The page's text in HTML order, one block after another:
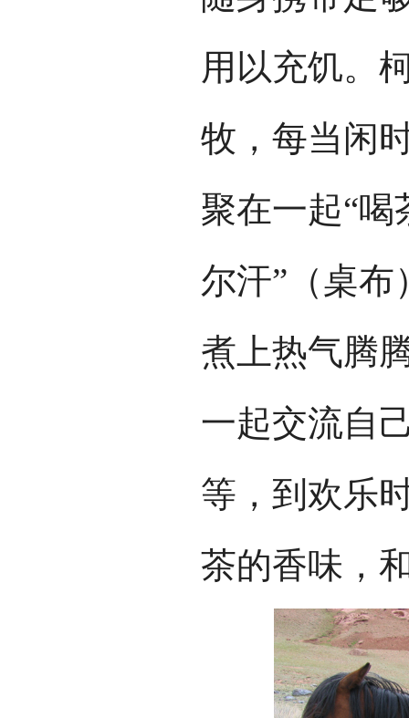
用以充饥。
牧，每当闲
聚在一起“喝
尔汗”（桌
煮上热气腾
一起交流自
等，到欢乐
茶的香味，